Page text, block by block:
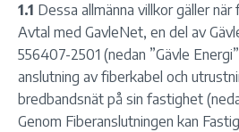
1.1 Dessa allmänna villkor gäller
Avtal med GavleNet, en del av
556407-2501 (nedan ”Gävle
anslutning av fiberkabel och
bredbandsnät på sin fastighet
Genom Fiberanslutningen kan